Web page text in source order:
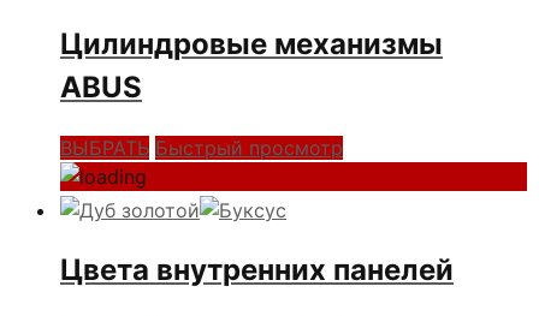
Цилиндровые механизмы
ABUS
ВЫБРАТЬ Быстрый просмотр
Цвета внутренних панелей